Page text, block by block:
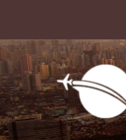
contenido